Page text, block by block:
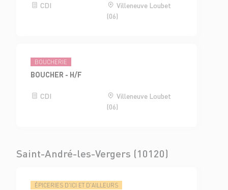
CDI
Villeneuve Loubet
(06)
BOUCHERIE
BOUCHER - H/F
CDI
Villeneuve Loubet
(06)
Saint-André-les-Vergers (10120)
ÉPICERIES D'ICI ET D'AILLEURS